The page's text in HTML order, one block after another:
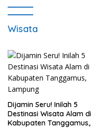
Wisata
Dijamin Seru! Inilah 5
Destinasi Wisata Alam di
Kabupaten Tanggamus,